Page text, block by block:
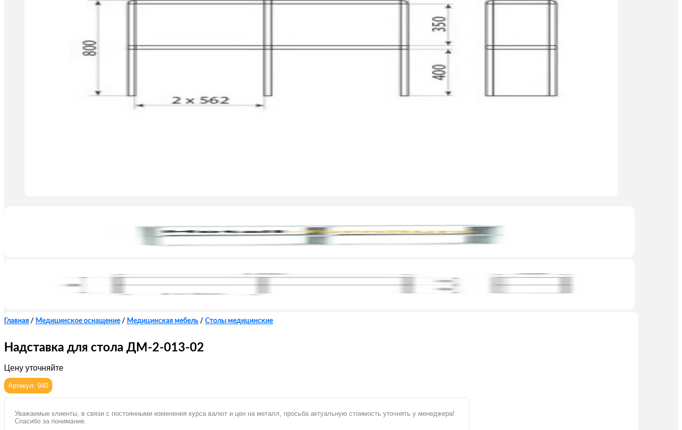
Главная / Медицинское оснащение / Медицинская мебель / Столы медицинские
Надставка для стола ДМ-2-013-02
Цену уточняйте
Артикул: 940
Уважаемые клиенты, в связи с постоянными изменения курса валют и цен на металл, просьба актуальную стоимость уточнять у менеджера!
Спасибо за понимание.